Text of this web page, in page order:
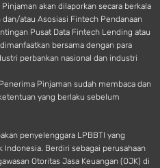
akan dilaporkan secara berkala
dan/atau Asosiasi Fintech Pendanaan
Pusat Data Fintech Lending atau
bersama dengan para
perbankan nasional dan industri
Pinjaman sudah membaca dan
yang berlaku sebelum
penyelenggara LPBBTI yang
Berdiri sebagai perusahaan
Otoritas Jasa Keuangan (OJK) di